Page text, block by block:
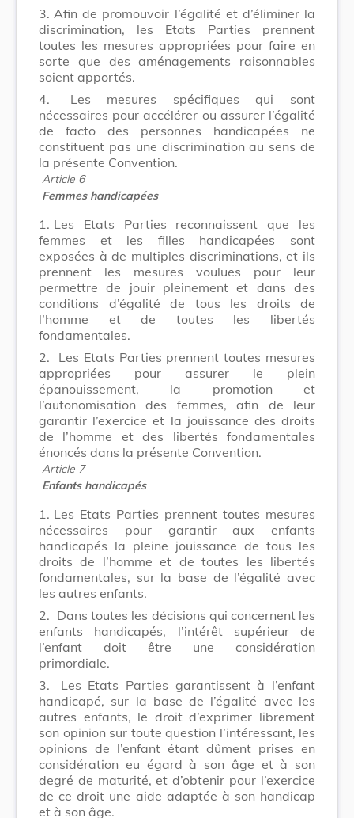
3. Afin de promouvoir l’égalité et d’éliminer la
discrimination, les Etats Parties prennent
toutes les mesures appropriées pour faire en
sorte que des aménagements raisonnables
soient apportés.
4.
Les mesures spécifiques qui sont
nécessaires pour accélérer ou assurer l’égalité
de facto des personnes handicapées ne
constituent pas une discrimination au sens de
la présente Convention.
Article 6
Femmes handicapées
1. Les Etats Parties reconnaissent que les
femmes et les filles handicapées sont
exposées à de multiples discriminations, et ils
prennent les mesures voulues pour leur
permettre de jouir pleinement et dans des
conditions d’égalité de tous les droits de
l’homme et de toutes les libertés
fondamentales.
2.
Les Etats Parties prennent toutes mesures
appropriées pour assurer le plein
épanouissement, la promotion et
l’autonomisation des femmes, afin de leur
garantir l’exercice et la jouissance des droits
de l’homme et des libertés fondamentales
énoncés dans la présente Convention.
Article 7
Enfants handicapés
1. Les Etats Parties prennent toutes mesures
nécessaires pour garantir aux enfants
handicapés la pleine jouissance de tous les
droits de l’homme et de toutes les libertés
fondamentales, sur la base de l’égalité avec
les autres enfants.
2. Dans toutes les décisions qui concernent les
enfants handicapés, l’intérêt supérieur de
l’enfant doit être une considération
primordiale.
3.
Les Etats Parties garantissent à l’enfant
handicapé, sur la base de l’égalité avec les
autres enfants, le droit d’exprimer librement
son opinion sur toute question l’intéressant, les
opinions de l’enfant étant dûment prises en
considération eu égard à son âge et à son
degré de maturité, et d’obtenir pour l’exercice
de ce droit une aide adaptée à son handicap
et à son âge.